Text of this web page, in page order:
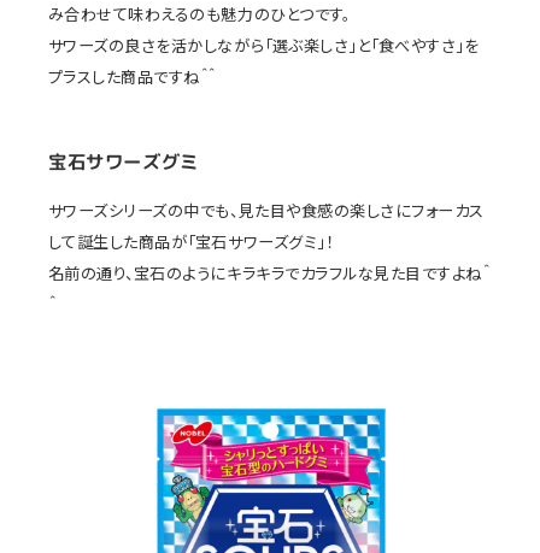
み合わせて味わえるのも魅力のひとつです。
サワーズの良さを活かしながら「選ぶ楽しさ」と「食べやすさ」を
プラスした商品ですね＾＾
宝石サワーズグミ
サワーズシリーズの中でも、見た目や食感の楽しさにフォーカス
して誕生した商品が「宝石サワーズグミ」！
名前の通り、宝石のようにキラキラでカラフルな見た目ですよね＾
＾